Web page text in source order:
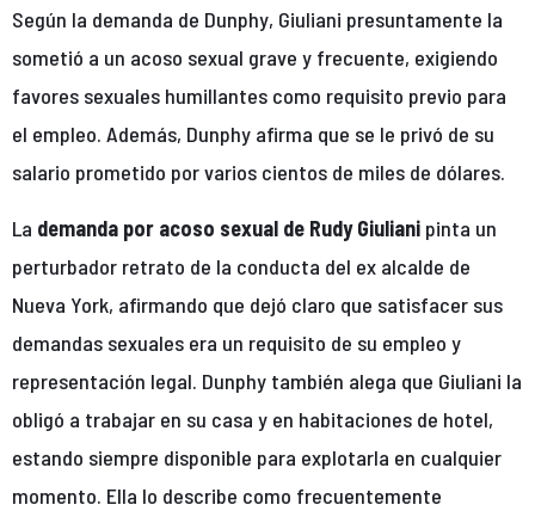
Según la demanda de Dunphy, Giuliani presuntamente la
sometió a un acoso sexual grave y frecuente, exigiendo
favores sexuales humillantes como requisito previo para
el empleo. Además, Dunphy afirma que se le privó de su
salario prometido por varios cientos de miles de dólares.
La demanda por acoso sexual de Rudy Giuliani pinta un
perturbador retrato de la conducta del ex alcalde de
Nueva York, afirmando que dejó claro que satisfacer sus
demandas sexuales era un requisito de su empleo y
representación legal. Dunphy también alega que Giuliani la
obligó a trabajar en su casa y en habitaciones de hotel,
estando siempre disponible para explotarla en cualquier
momento. Ella lo describe como frecuentemente